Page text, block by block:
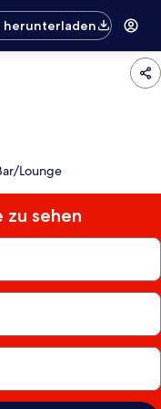
herunterladen
Lounge
zu sehen